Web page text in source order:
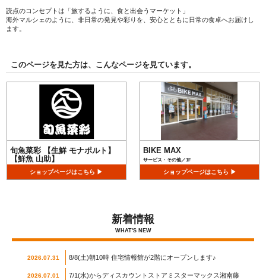
読点のコンセプトは「旅するように、食と出会うマーケット」
海外マルシェのように、非日常の発見や彩りを、安心とともに日常の食卓へお届けし
ます。
このページを見た方は、こんなページを見ています。
旬魚菜彩 【生鮮 モナポルト】
【鮮魚 山助】
サービス・その他／1F
ショップページはこちら ▶
BIKE MAX
サービス・その他／1F
ショップページはこちら ▶
新着情報
WHAT'S NEW
2026.07.31 8/8(土)朝10時 住宅情報館が2階にオープンします♪
2026.07.01
7/1(水)からディスカウントストアミスターマックス湘南藤